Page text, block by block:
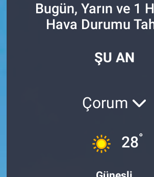
Bugün, Yarın ve 1
Hava Durumu
ŞU AN
Çorum
28°
Ekonomi
Tüm Manşetler